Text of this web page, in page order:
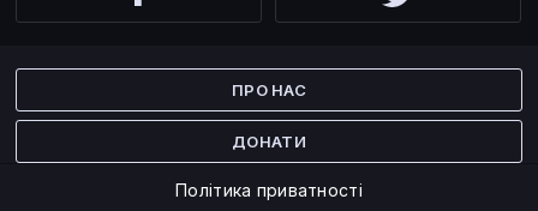
ПРО НАС
ДОНАТИ
Політика приватності